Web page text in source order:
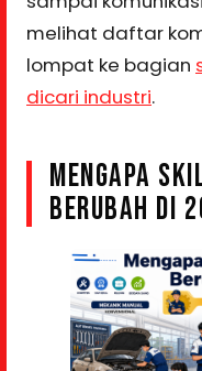
melihat daftar
lompat ke bagian
dicari industri.
MENGAPA
BERUBAH DI